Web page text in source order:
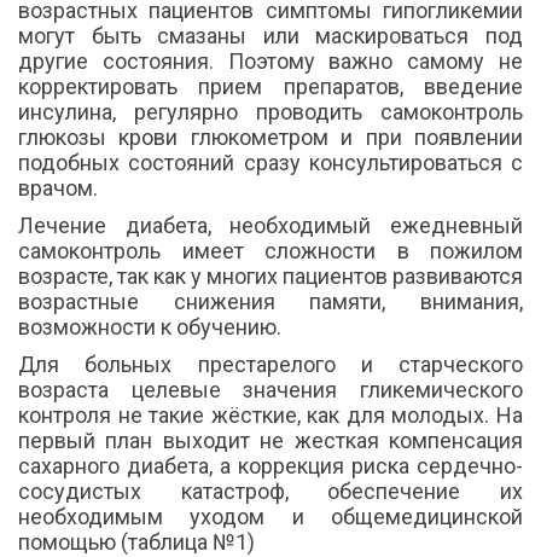
возрастных пациентов симптомы гипогликемии
могут быть смазаны или маскироваться под
другие состояния. Поэтому важно самому не
корректировать прием препаратов, введение
инсулина, регулярно проводить самоконтроль
глюкозы крови глюкометром и при появлении
подобных состояний сразу консультироваться с
врачом.
Лечение диабета, необходимый ежедневный
самоконтроль имеет сложности в пожилом
возрасте, так как у многих пациентов развиваются
возрастные снижения памяти, внимания,
возможности к обучению.
Для больных престарелого и старческого
возраста целевые значения гликемического
контроля не такие жёсткие, как для молодых. На
первый план выходит не жесткая компенсация
сахарного диабета, а коррекция риска сердечно-
сосудистых катастроф, обеспечение их
необходимым уходом и общемедицинской
помощью (таблица №1)